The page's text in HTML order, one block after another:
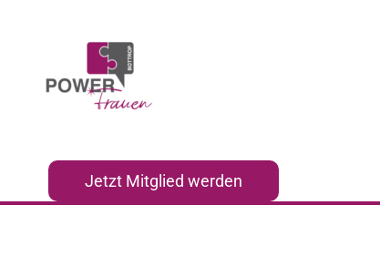
Jetzt Mitglied werden